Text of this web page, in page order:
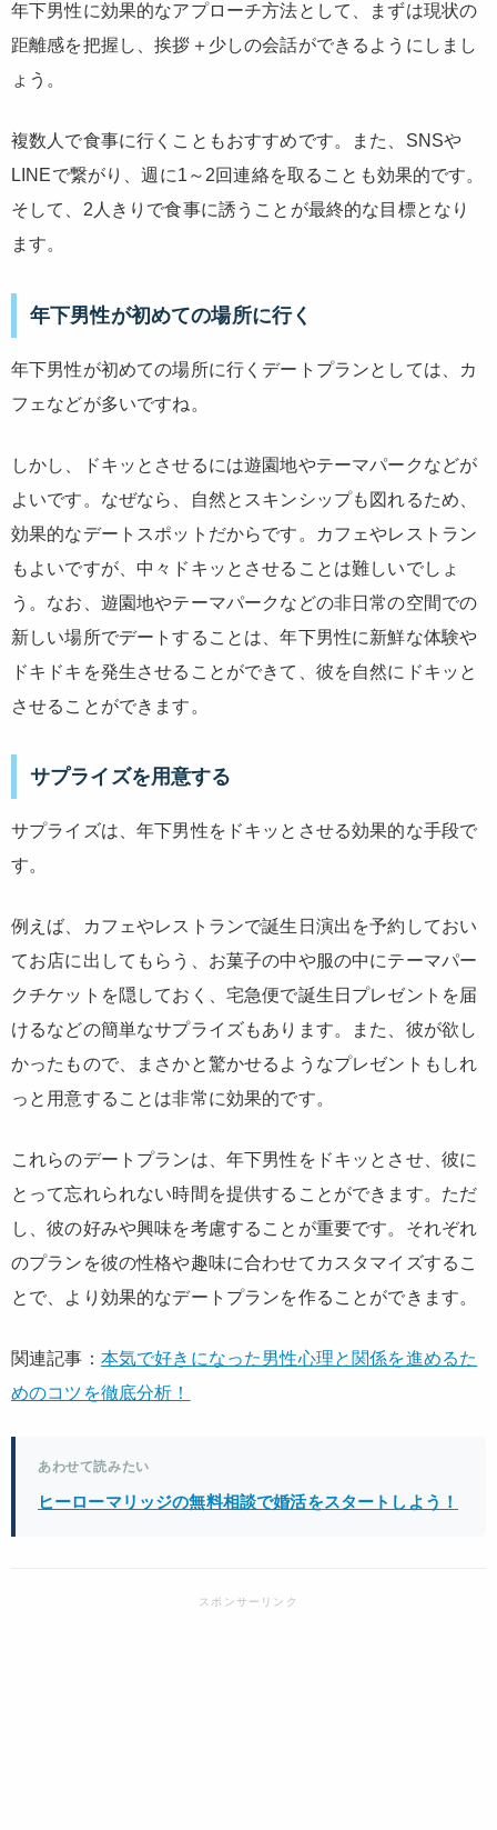
年下男性に効果的なアプローチ方法として、まずは現状の
距離感を把握し、挨拶＋少しの会話ができるようにしまし
ょう。
複数人で食事に行くこともおすすめです。また、SNSや
LINEで繋がり、週に1～2回連絡を取ることも効果的です。
そして、2人きりで食事に誘うことが最終的な目標となり
ます。
年下男性が初めての場所に行く
年下男性が初めての場所に行くデートプランとしては、カ
フェなどが多いですね。
しかし、ドキッとさせるには遊園地やテーマパークなどが
よいです。なぜなら、自然とスキンシップも図れるため、
効果的なデートスポットだからです。カフェやレストラン
もよいですが、中々ドキッとさせることは難しいでしょ
う。なお、遊園地やテーマパークなどの非日常の空間での
新しい場所でデートすることは、年下男性に新鮮な体験や
ドキドキを発生させることができて、彼を自然にドキッと
させることができます。
サプライズを用意する
サプライズは、年下男性をドキッとさせる効果的な手段で
す。
例えば、カフェやレストランで誕生日演出を予約しておい
てお店に出してもらう、お菓子の中や服の中にテーマパー
クチケットを隠しておく、宅急便で誕生日プレゼントを届
けるなどの簡単なサプライズもあります。また、彼が欲し
かったもので、まさかと驚かせるようなプレゼントもしれ
っと用意することは非常に効果的です。
これらのデートプランは、年下男性をドキッとさせ、彼に
とって忘れられない時間を提供することができます。ただ
し、彼の好みや興味を考慮することが重要です。それぞれ
のプランを彼の性格や趣味に合わせてカスタマイズするこ
とで、より効果的なデートプランを作ることができます。
関連記事： 本気で好きになった男性心理と関係を進めるた
めのコツを徹底分析！
あわせて読みたい
ヒーローマリッジの無料相談で婚活をスタートしよう！